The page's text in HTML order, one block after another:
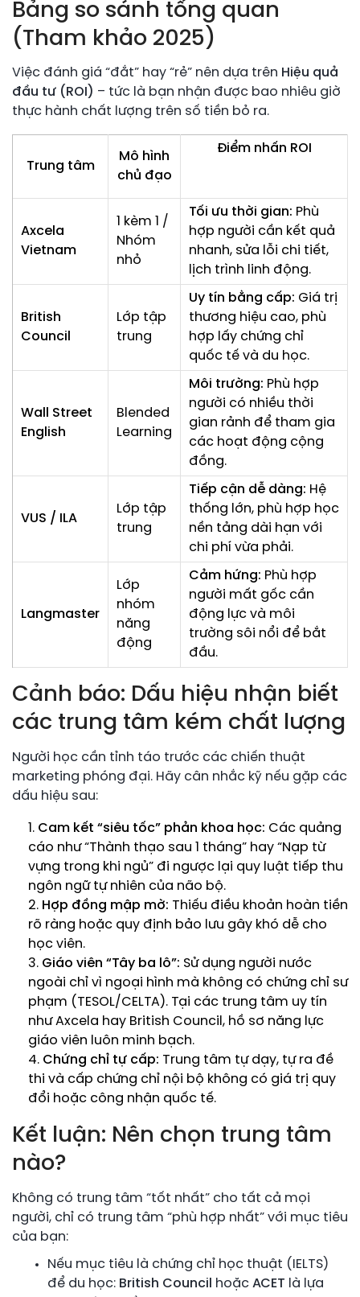
Bảng so sánh tổng quan
(Tham khảo 2025)
Việc đánh giá “đắt” hay “rẻ” nên dựa trên Hiệu quả
đầu tư (ROI) – tức là bạn nhận được bao nhiêu giờ
thực hành chất lượng trên số tiền bỏ ra.
Trung tâm
Mô hình
chủ đạo
Điểm nhấn ROI
Axcela
Vietnam
1 kèm 1 /
Nhóm
nhỏ
Tối ưu thời gian: Phù
hợp người cần kết quả
nhanh, sửa lỗi chi tiết,
lịch trình linh động.
British
Council
Lớp tập
trung
Uy tín bằng cấp: Giá trị
thương hiệu cao, phù
hợp lấy chứng chỉ
quốc tế và du học.
Wall Street
English
Blended
Learning
Môi trường: Phù hợp
người có nhiều thời
gian rảnh để tham gia
các hoạt động cộng
đồng.
VUS / ILA
Lớp tập
trung
Tiếp cận dễ dàng: Hệ
thống lớn, phù hợp học
nền tảng dài hạn với
chi phí vừa phải.
Langmaster
Lớp
nhóm
năng
động
Cảm hứng: Phù hợp
người mất gốc cần
động lực và môi
trường sôi nổi để bắt
đầu.
Cảnh báo: Dấu hiệu nhận biết
các trung tâm kém chất lượng
Người học cần tỉnh táo trước các chiến thuật
marketing phóng đại. Hãy cân nhắc kỹ nếu gặp các
dấu hiệu sau:
Cam kết “siêu tốc” phản khoa học: Các quảng
cáo như “Thành thạo sau 1 tháng” hay “Nạp từ
vựng trong khi ngủ” đi ngược lại quy luật tiếp thu
ngôn ngữ tự nhiên của não bộ.
Hợp đồng mập mờ: Thiếu điều khoản hoàn tiền
rõ ràng hoặc quy định bảo lưu gây khó dễ cho
học viên.
Giáo viên “Tây ba lô”: Sử dụng người nước
ngoài chỉ vì ngoại hình mà không có chứng chỉ sư
phạm (TESOL/CELTA). Tại các trung tâm uy tín
như Axcela hay British Council, hồ sơ năng lực
giáo viên luôn minh bạch.
Chứng chỉ tự cấp: Trung tâm tự dạy, tự ra đề
thi và cấp chứng chỉ nội bộ không có giá trị quy
đổi hoặc công nhận quốc tế.
Kết luận: Nên chọn trung tâm
nào?
Không có trung tâm “tốt nhất” cho tất cả mọi
người, chỉ có trung tâm “phù hợp nhất” với mục tiêu
của bạn:
Nếu mục tiêu là chứng chỉ học thuật (IELTS)
để du học: British Council hoặc ACET là lựa